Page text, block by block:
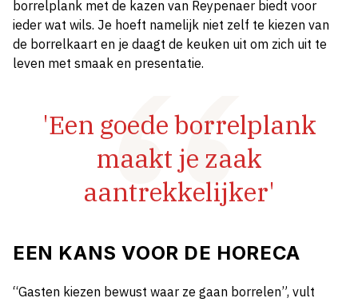
borrelplank met de kazen van Reypenaer biedt voor
ieder wat wils. Je hoeft namelijk niet zelf te kiezen van
de borrelkaart en je daagt de keuken uit om zich uit te
leven met smaak en presentatie.
'Een goede borrelplank
maakt je zaak
aantrekkelijker'
EEN KANS VOOR DE HORECA
“Gasten kiezen bewust waar ze gaan borrelen”, vult